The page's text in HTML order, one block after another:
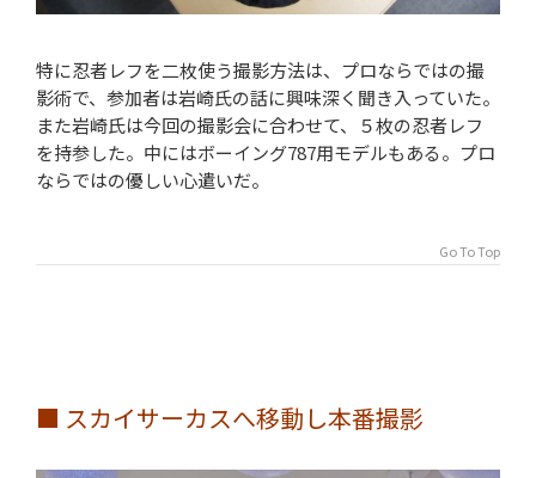
特に忍者レフを二枚使う撮影方法は、プロならではの撮
影術で、参加者は岩崎氏の話に興味深く聞き入っていた。
また岩崎氏は今回の撮影会に合わせて、５枚の忍者レフ
を持参した。中にはボーイング787用モデルもある。プロ
ならではの優しい心遣いだ。
Go To Top
■ スカイサーカスへ移動し本番撮影